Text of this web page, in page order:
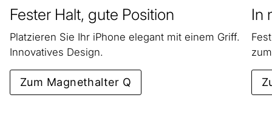
Fester Halt, gute Position
Platzieren Sie Ihr iPhone elegant mit einem Griff.
Innovatives Design.
Zum Magnethalter Q
In